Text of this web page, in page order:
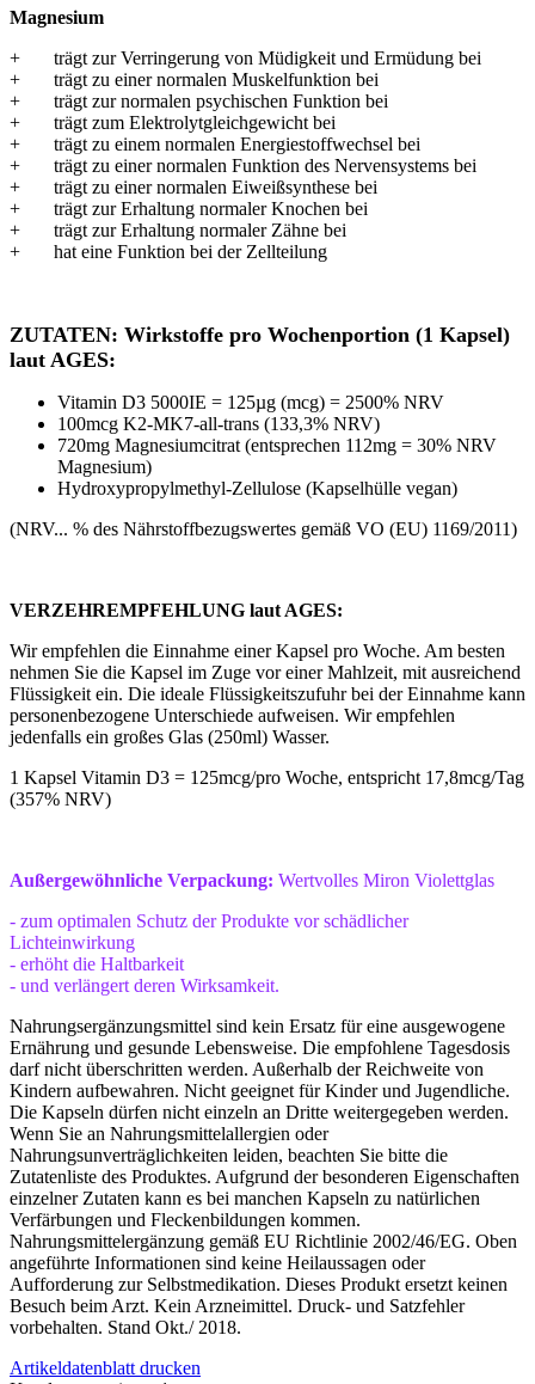
Magnesium
+ trägt zur Verringerung von Müdigkeit und Ermüdung bei
+ trägt zu einer normalen Muskelfunktion bei
+ trägt zur normalen psychischen Funktion bei
+ trägt zum Elektrolytgleichgewicht bei
+ trägt zu einem normalen Energiestoffwechsel bei
+ trägt zu einer normalen Funktion des Nervensystems bei
+ trägt zu einer normalen Eiweißsynthese bei
+ trägt zur Erhaltung normaler Knochen bei
+ trägt zur Erhaltung normaler Zähne bei
+ hat eine Funktion bei der Zellteilung
ZUTATEN: Wirkstoffe pro Wochenportion (1 Kapsel)
laut AGES:
Vitamin D3 5000IE = 125µg (mcg) = 2500% NRV
100mcg K2-MK7-all-trans (133,3% NRV)
720mg Magnesiumcitrat (entsprechen 112mg = 30% NRV
Magnesium)
Hydroxypropylmethyl-Zellulose (Kapselhülle vegan)
(NRV... % des Nährstoffbezugswertes gemäß VO (EU) 1169/2011)
VERZEHREMPFEHLUNG laut AGES:
Wir empfehlen die Einnahme einer Kapsel pro Woche. Am besten
nehmen Sie die Kapsel im Zuge vor einer Mahlzeit, mit ausreichend
Flüssigkeit ein. Die ideale Flüssigkeitszufuhr bei der Einnahme kann
personenbezogene Unterschiede aufweisen. Wir empfehlen
jedenfalls ein großes Glas (250ml) Wasser.
1 Kapsel Vitamin D3 = 125mcg/pro Woche, entspricht 17,8mcg/Tag
(357% NRV)
Außergewöhnliche Verpackung: Wertvolles Miron Violettglas
- zum optimalen Schutz der Produkte vor schädlicher
Lichteinwirkung
- erhöht die Haltbarkeit
- und verlängert deren Wirksamkeit.
Nahrungsergänzungsmittel sind kein Ersatz für eine ausgewogene
Ernährung und gesunde Lebensweise. Die empfohlene Tagesdosis
darf nicht überschritten werden. Außerhalb der Reichweite von
Kindern aufbewahren. Nicht geeignet für Kinder und Jugendliche.
Die Kapseln dürfen nicht einzeln an Dritte weitergegeben werden.
Wenn Sie an Nahrungsmittelallergien oder
Nahrungsunverträglichkeiten leiden, beachten Sie bitte die
Zutatenliste des Produktes. Aufgrund der besonderen Eigenschaften
einzelner Zutaten kann es bei manchen Kapseln zu natürlichen
Verfärbungen und Fleckenbildungen kommen.
Nahrungsmittelergänzung gemäß EU Richtlinie 2002/46/EG. Oben
angeführte Informationen sind keine Heilaussagen oder
Aufforderung zur Selbstmedikation. Dieses Produkt ersetzt keinen
Besuch beim Arzt. Kein Arzneimittel. Druck- und Satzfehler
vorbehalten. Stand Okt./ 2018.
Artikeldatenblatt drucken